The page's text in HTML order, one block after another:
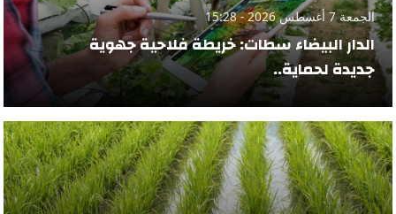
الجمعة 7 أغسطس 2026 - 15:28
الدار البيضاء سطات: خريطة فلاحية جهوية
جديدة لحماية..